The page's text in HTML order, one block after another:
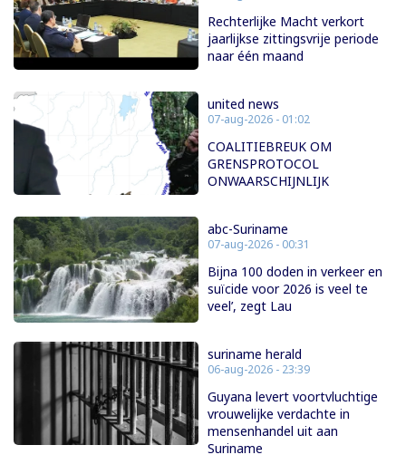
Rechterlijke Macht verkort
jaarlijkse zittingsvrije periode
naar één maand
united news
07-aug-2026 - 01:02
COALITIEBREUK OM
GRENSPROTOCOL
ONWAARSCHIJNLIJK
abc-Suriname
07-aug-2026 - 00:31
Bijna 100 doden in verkeer en
suïcide voor 2026 is veel te
veel’, zegt Lau
suriname herald
06-aug-2026 - 23:39
Guyana levert voortvluchtige
vrouwelijke verdachte in
mensenhandel uit aan
Suriname